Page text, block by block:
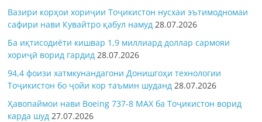
Вазири корҳои хориҷии Тоҷикистон нусхаи эътимодномаи
сафири нави Кувайтро қабул намуд 28.07.2026
Ба иқтисодиёти кишвар 1,9 миллиард доллар сармояи
хориҷӣ ворид гардид 28.07.2026
94,4 фоизи хатмкунандагони Донишгоҳи технологии
Тоҷикистон бо ҷойи кор таъмин шуданд 28.07.2026
Ҳавопаймои нави Boeing 737-8 MAX ба Тоҷикистон ворид
карда шуд 27.07.2026